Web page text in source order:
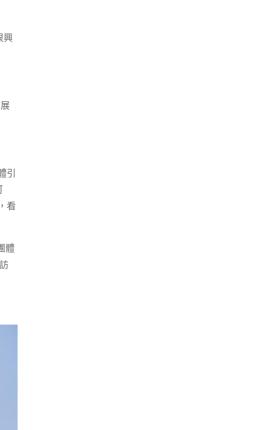
興
引
看
體